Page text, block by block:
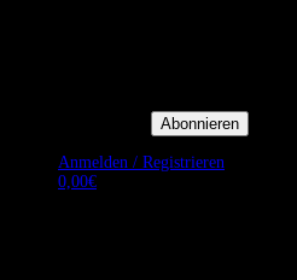
Anmelden / Registrieren
0,00€